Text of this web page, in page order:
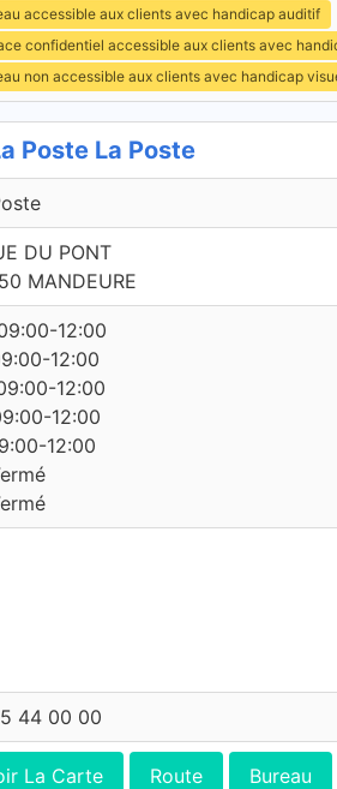
accessible aux clients avec handicap auditif
confidentiel accessible aux clients avec
non accessible aux clients avec handicap
Poste La Poste
DU PONT
MANDEURE
12:00
12:00
12:00
12:00
12:00
44 00 00
La Carte Route Bureau